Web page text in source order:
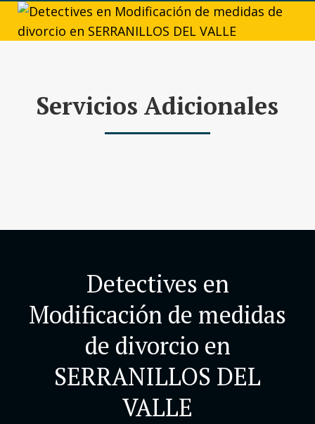
Servicios Adicionales
Detectives en
Modificación de medidas
de divorcio en
SERRANILLOS DEL
VALLE